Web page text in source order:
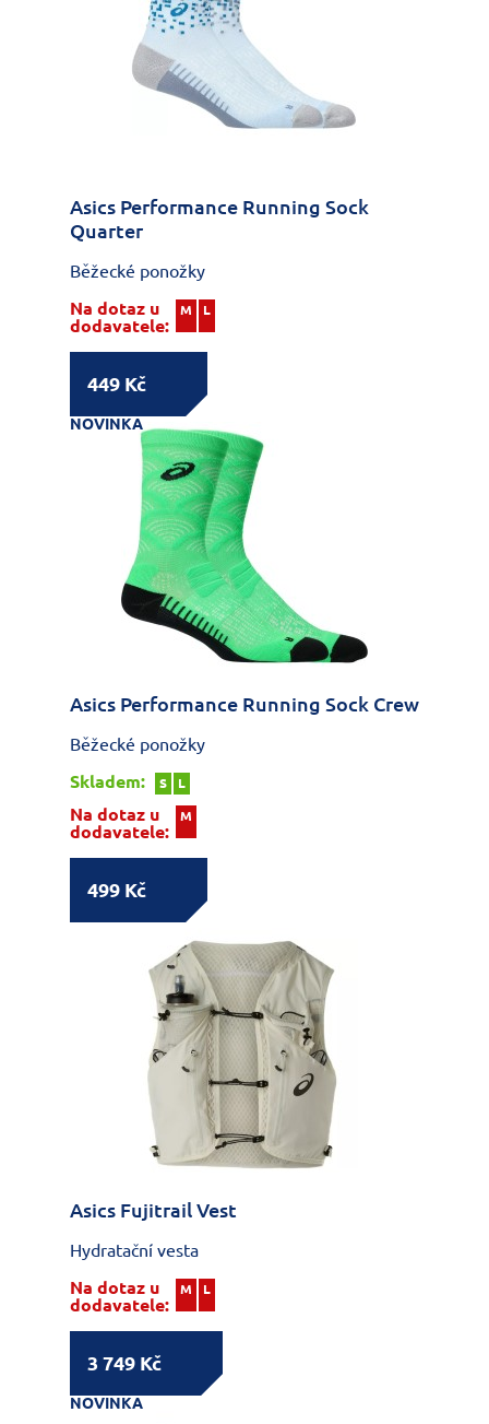
Asics Performance Running Sock
Quarter
Běžecké ponožky
Na dotaz u
dodavatele:
M L
449 Kč
NOVINKA
Asics Performance Running Sock Crew
Běžecké ponožky
Skladem:
S L
Na dotaz u
dodavatele:
M
499 Kč
Asics Fujitrail Vest
Hydratační vesta
Na dotaz u
dodavatele:
M L
3 749 Kč
NOVINKA